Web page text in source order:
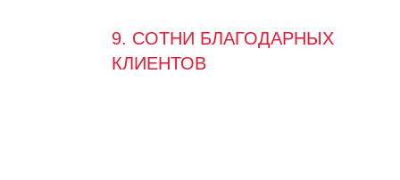
9. СОТНИ БЛАГОДАРНЫХ
КЛИЕНТОВ